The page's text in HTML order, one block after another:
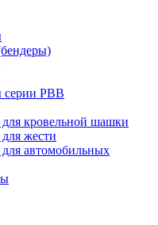
серии PBB
кровельной шашки
жести
автомобильных